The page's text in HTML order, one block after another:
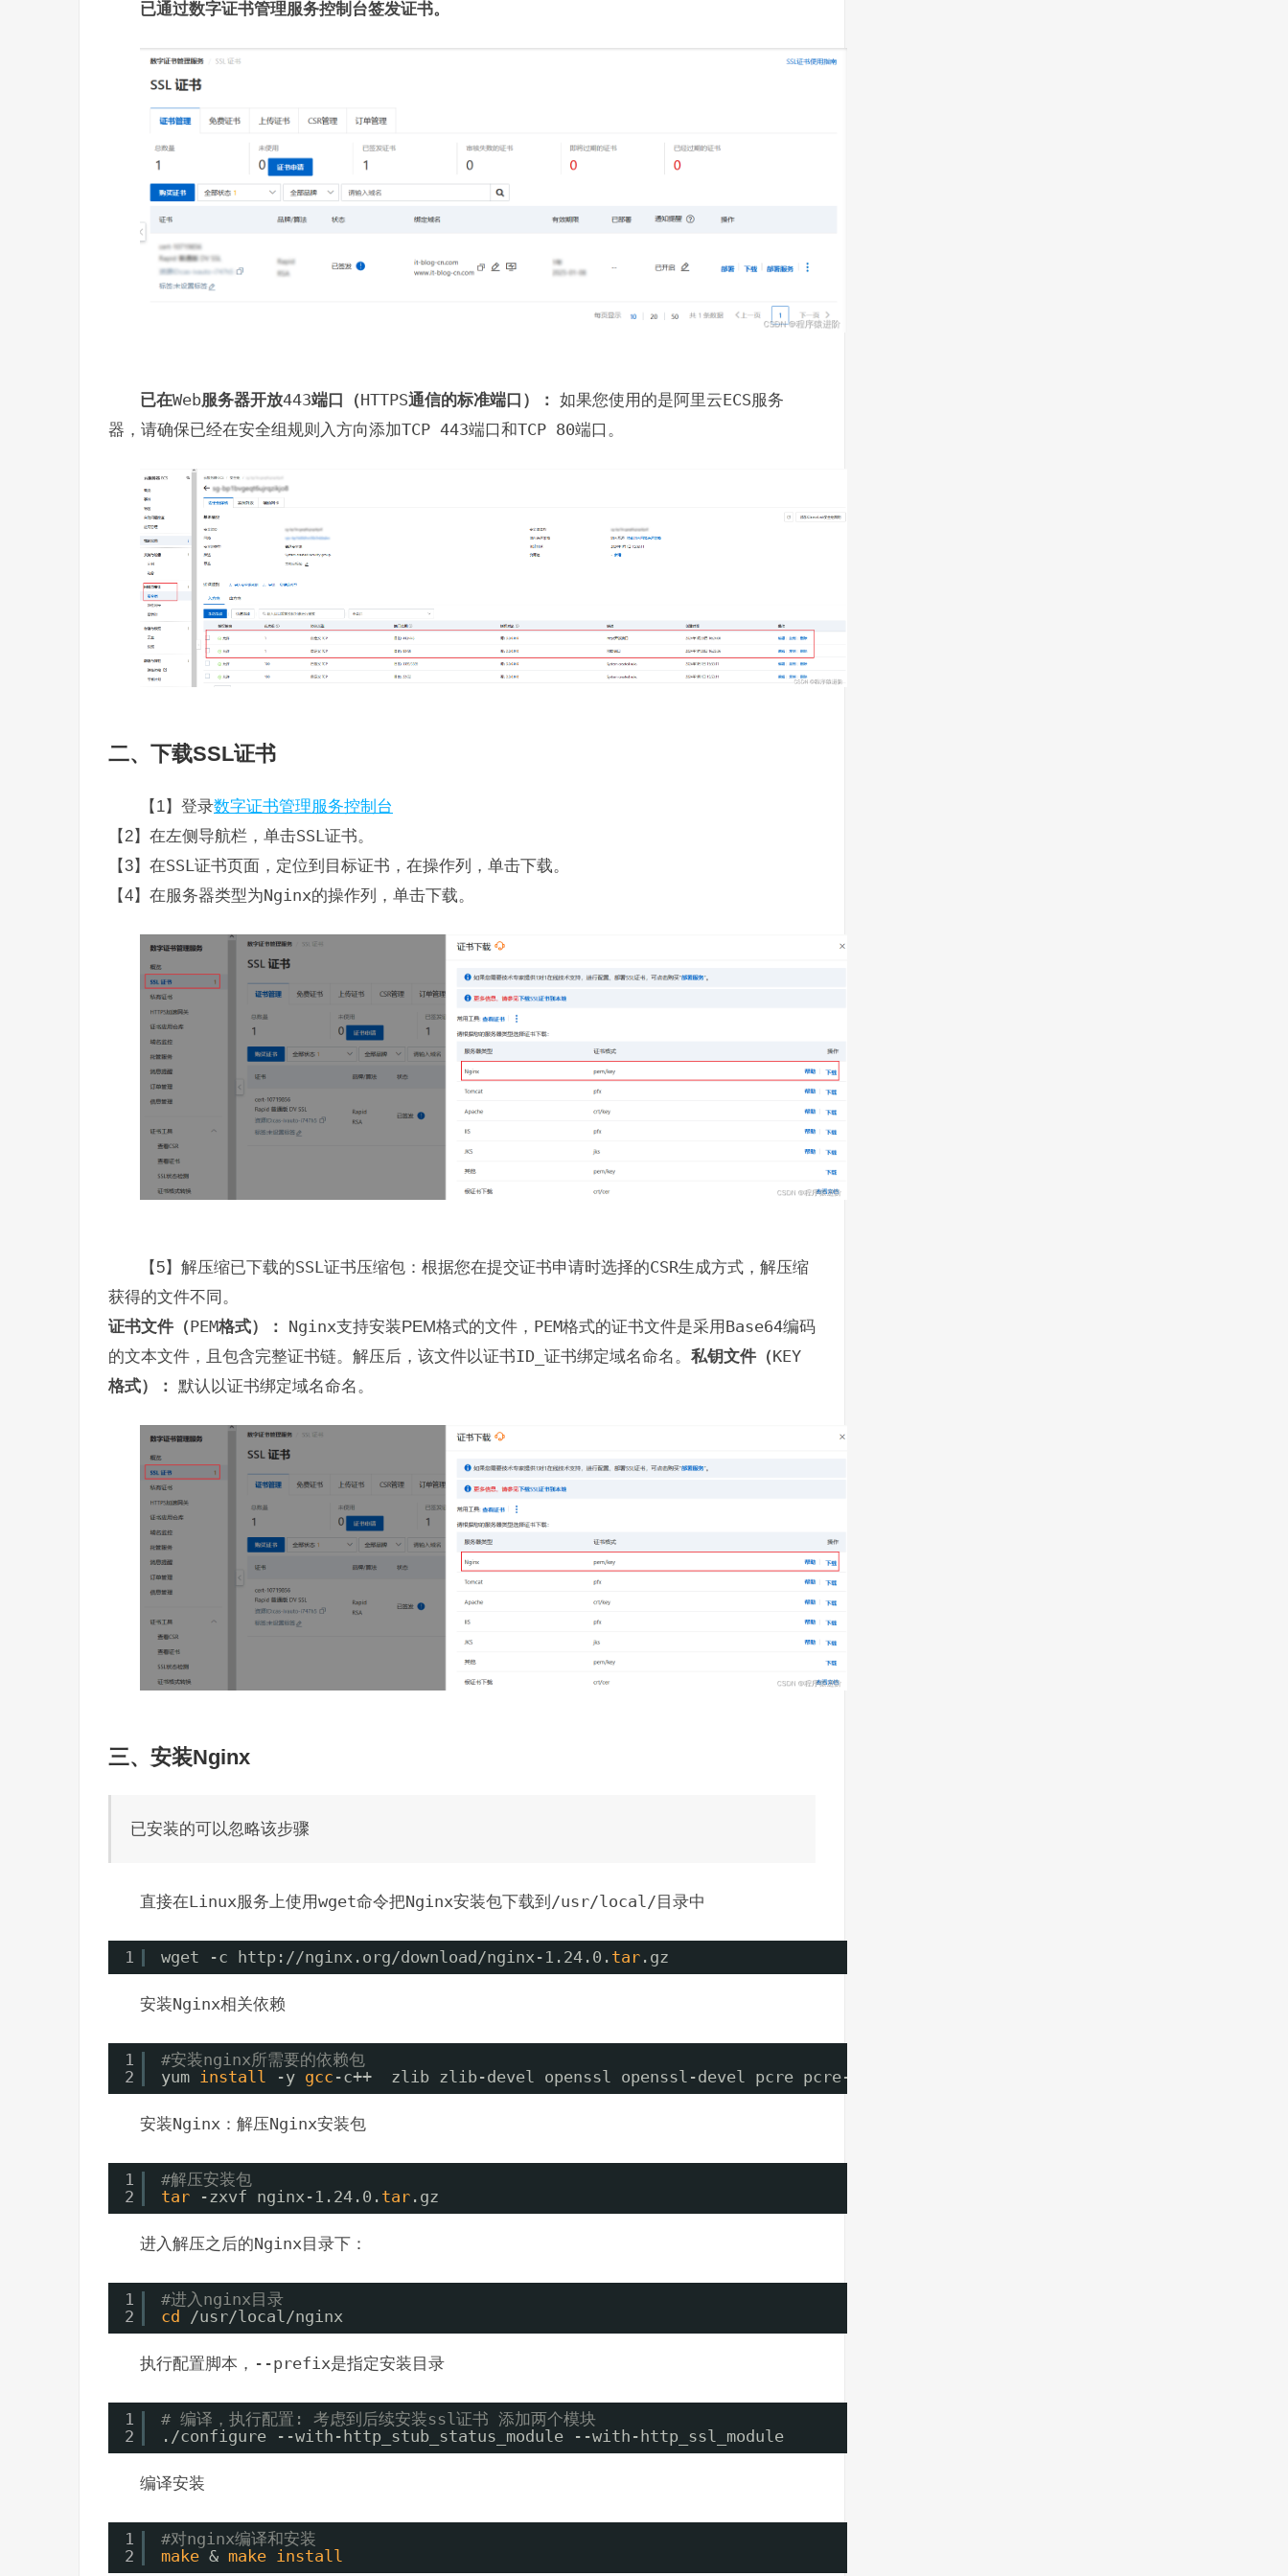
已通过数字证书管理服务控制台签发证书。
已在Web服务器开放443端口（ HTTPS通信的标准端口）： 如果您使用的是阿里云 ECS服务
器，请确保已经在安全组规则入方向添加TCP 443端口和TCP 80端口。
二、下载SSL证书
【1】登录数字证书管理服务控制台
【2】在左侧导航栏，单击SSL 证书。
【3】在SSL 证书页面，定位到目标证书，在操作列，单击下载。
【4】在服务器类型为Nginx的操作列，单击下载。
【5】解压缩已下载的SSL证书压缩包：根据您在提交证书申请时选择的CSR生成方式，解压缩
获得的文件不同。
证书文件（PEM格式）： Nginx支持安装PEM格式的文件， PEM格式的证书文件是采用 Base64编码
的文本文件，且包含完整证书链。解压后，该文件以证书ID_ 证书绑定域名命名。 私钥文件（KEY
格式）： 默认以证书绑定域名命名。
三、安装Nginx
已安装的可以忽略该步骤
直接在 Linux服务上使用wget命令把Nginx安装包下载到 /usr/local/ 目录中
1 wget -c http: //nginx .org/download/nginx-1 .24.0. tar.gz
安装Nginx相关依赖
1
2
#安装nginx所需要的依赖包
yum
install -y gcc -c++  zlib zlib-devel openssl openssl-devel pcre pcre-devel
安装Nginx ：解压Nginx安装包
1
2
#解压安装包
tar
-zxvf nginx-1.24.0. tar.gz
进入解压之后的Nginx目录下：
1
2
#进入nginx目录
cd
/usr/local/nginx
执行配置脚本， --prefix是指定安装目录
1
2
# 编译，执行配置: 考虑到后续安装ssl证书 添加两个模块
. /configure --with-http_stub_status_module --with-http_ssl_module
编译安装
1
2
#对nginx编译和安装
make & make install